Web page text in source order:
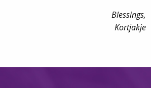
Blessings,
Kortjakje